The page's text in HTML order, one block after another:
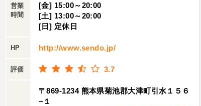
営業
時間
[金] 15:00～20:00
[土] 13:00～20:00
[日] 定休日
HP http://www.sendo.jp/
評価 3.7
〒869-1234 熊本県菊池郡大津町引水１５６
−１